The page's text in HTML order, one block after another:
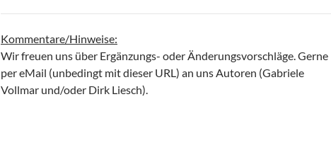
Kommentare/Hinweise:
Wir freuen uns über Ergänzungs- oder Änderungsvorschläge. Gerne
per eMail (unbedingt mit dieser URL) an uns Autoren (Gabriele
Vollmar und/oder Dirk Liesch).